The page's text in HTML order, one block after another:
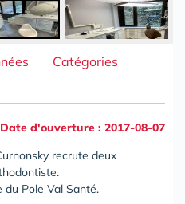
Catégories
Date d'ouverture : 2017-08-07
recrute deux
Pole Val Santé.